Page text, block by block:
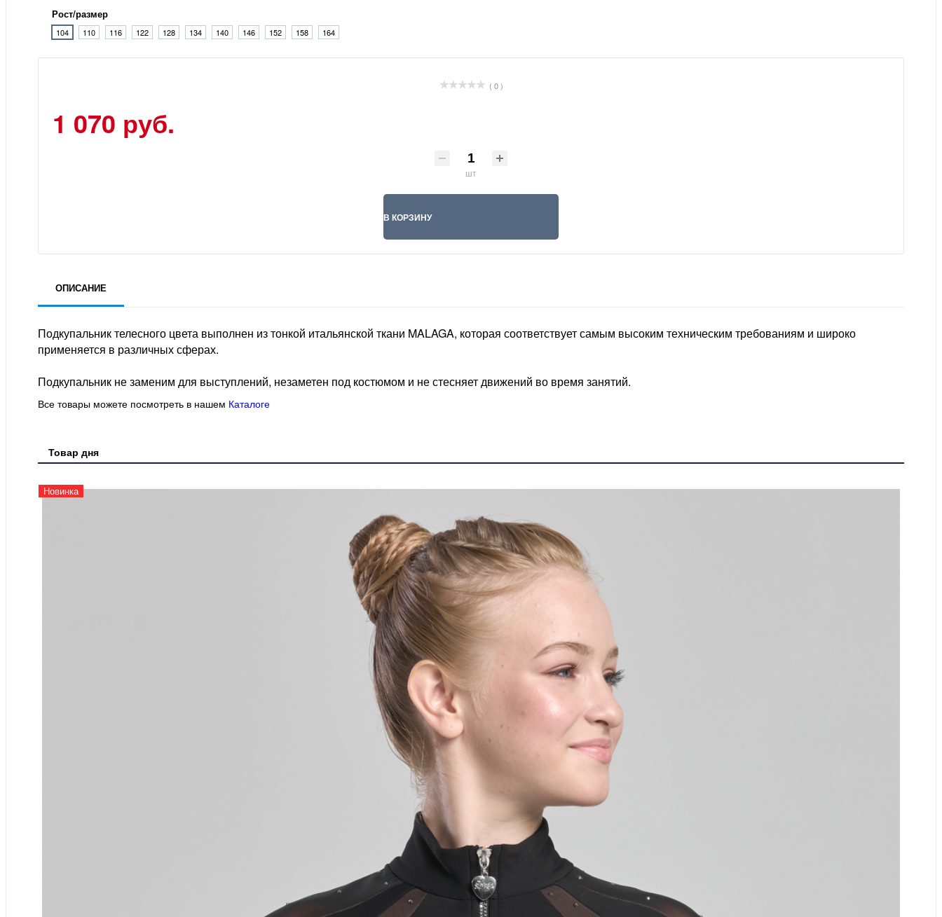
Рост/размер
104 110 116 122 128 134 140 146 152 158 164
( 0 )
1 070 руб.
шт
В КОРЗИНУ
ОПИСАНИЕ
Подкупальник телесного цвета выполнен из тонкой итальянской ткани MALAGA, которая соответствует самым высоким техническим требованиям и широко
применяется в различных сферах.
Подкупальник не заменим для выступлений, незаметен под костюмом и не стесняет движений во время занятий.
Все товары можете посмотреть в нашем Каталоге
Товар дня
Новинка